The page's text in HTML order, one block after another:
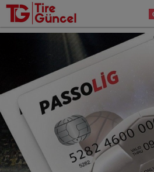
kartıyla girecek